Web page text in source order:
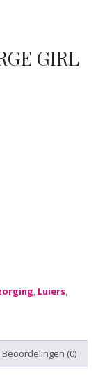
GIRL
, Luiers,
Beoordelingen (0)